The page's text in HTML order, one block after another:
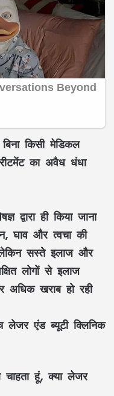
किसी मेडिकल
का अवैध धंधा
द्वारा ही किया जाना
घाव और त्वचा की
सस्ते इलाज और
लोगों से इलाज
खराब हो रही
लेजर एंड ब्यूटी क्लिनिक
हूं, क्या लेजर